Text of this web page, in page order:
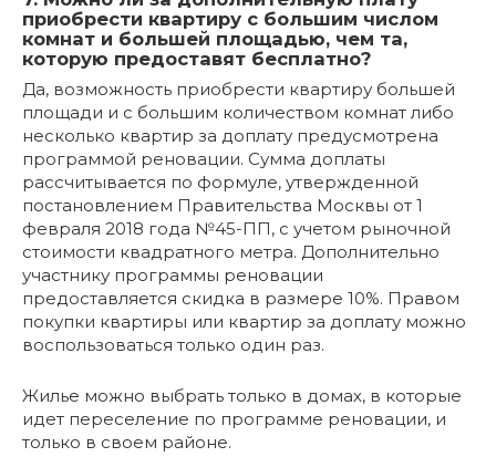
приобрести квартиру с большим числом
комнат и большей площадью, чем та,
которую предоставят бесплатно?
Да, возможность приобрести квартиру большей
площади и с большим количеством комнат либо
несколько квартир за доплату предусмотрена
программой реновации. Сумма доплаты
рассчитывается по формуле, утвержденной
постановлением Правительства Москвы от 1
февраля 2018 года №45-ПП, с учетом рыночной
стоимости квадратного метра. Дополнительно
участнику программы реновации
предоставляется скидка в размере 10%. Правом
покупки квартиры или квартир за доплату можно
воспользоваться только один раз.
Жилье можно выбрать только в домах, в которые
идет переселение по программе реновации, и
только в своем районе.